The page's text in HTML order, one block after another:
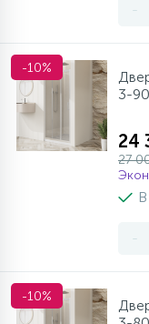
-
-10%
3-
24
27
-
-10%